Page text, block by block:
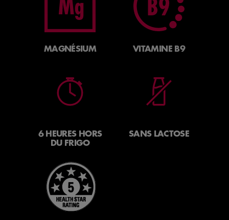
MAGNÉSIUM VITAMINE B9
6 HEURES HORS
DU FRIGO
SANS LACTOSE